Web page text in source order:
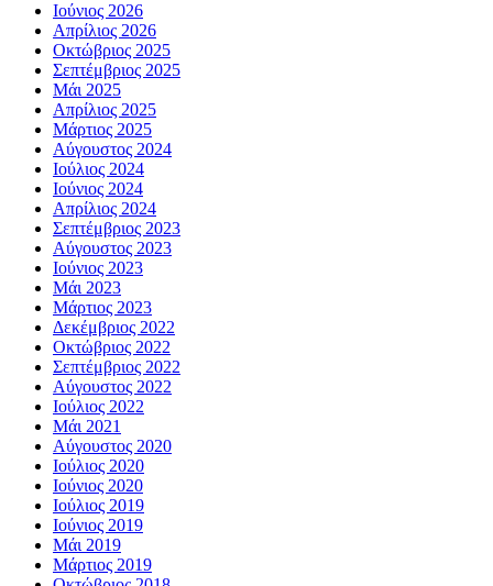
Ιούνιος 2026
Απρίλιος 2026
Οκτώβριος 2025
Σεπτέμβριος 2025
Μάι 2025
Απρίλιος 2025
Μάρτιος 2025
Αύγουστος 2024
Ιούλιος 2024
Ιούνιος 2024
Απρίλιος 2024
Σεπτέμβριος 2023
Αύγουστος 2023
Ιούνιος 2023
Μάι 2023
Μάρτιος 2023
Δεκέμβριος 2022
Οκτώβριος 2022
Σεπτέμβριος 2022
Αύγουστος 2022
Ιούλιος 2022
Μάι 2021
Αύγουστος 2020
Ιούλιος 2020
Ιούνιος 2020
Ιούλιος 2019
Ιούνιος 2019
Μάι 2019
Μάρτιος 2019